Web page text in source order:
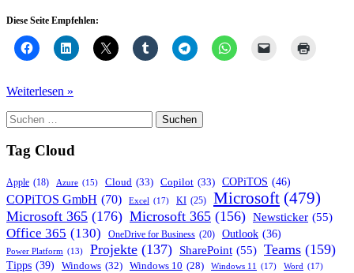
Diese Seite Empfehlen:
Neue
für
Komfort
und
Sicherheit:
Microsoft
Teams-
Roadmap
erhält
spannende
Updates
Weiterlesen »
Suchen
nach:
Tag Cloud
Apple (18) Azure (15) Cloud (33) Copilot (33) COPiTOS (46)
COPiTOS GmbH (70) Excel (17) KI (25) Microsoft (479)
Microsoft 365 (176) Microsoft 365 (156) Newsticker (55)
Office 365 (130) OneDrive for Business (20) Outlook (36)
Power Platform (13) Projekte (137) SharePoint (55) Teams (159)
Tipps (39) Windows (32) Windows 10 (28) Windows 11 (17) Word (17)